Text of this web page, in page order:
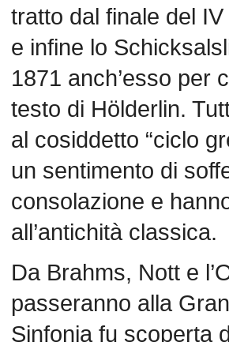
tratto dal finale del
e infine lo
1871 anch’esso per
testo di Hölderlin.
al cosiddetto “ciclo
un sentimento di
consolazione e
all’antichità classica.
Da Brahms, Nott e
passeranno alla
Sinfonia fu scoperta